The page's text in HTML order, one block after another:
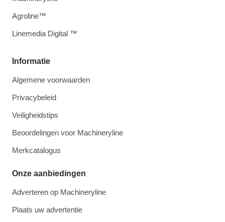
Informatie
Algemene voorwaarden
Privacybeleid
Veiligheidstips
Beoordelingen voor Machineryline
Merkcatalogus
Onze aanbiedingen
Adverteren op Machineryline
Plaats uw advertentie
Agroline™
Linemedia Digital ™